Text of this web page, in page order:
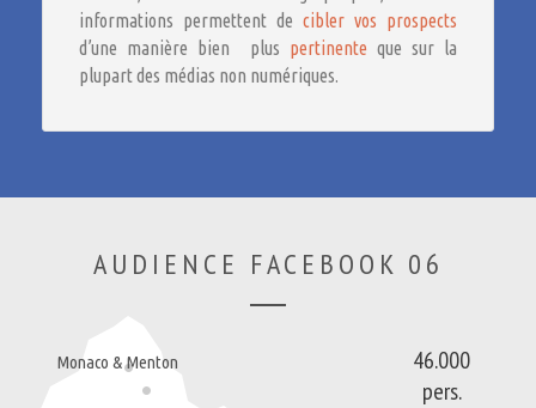
informations permettent de cibler vos prospects
d’une manière bien plus pertinente que sur la
plupart des médias non numériques.
AUDIENCE FACEBOOK 06
Monaco & Menton
46.000
pers.